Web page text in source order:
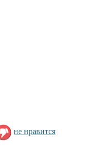
не нравится